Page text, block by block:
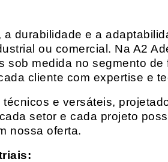
durabilidade e a
ou comercial. Na A2
medida no segmento
cliente com expertise e
e versáteis,
setor e cada projeto
nossa oferta.